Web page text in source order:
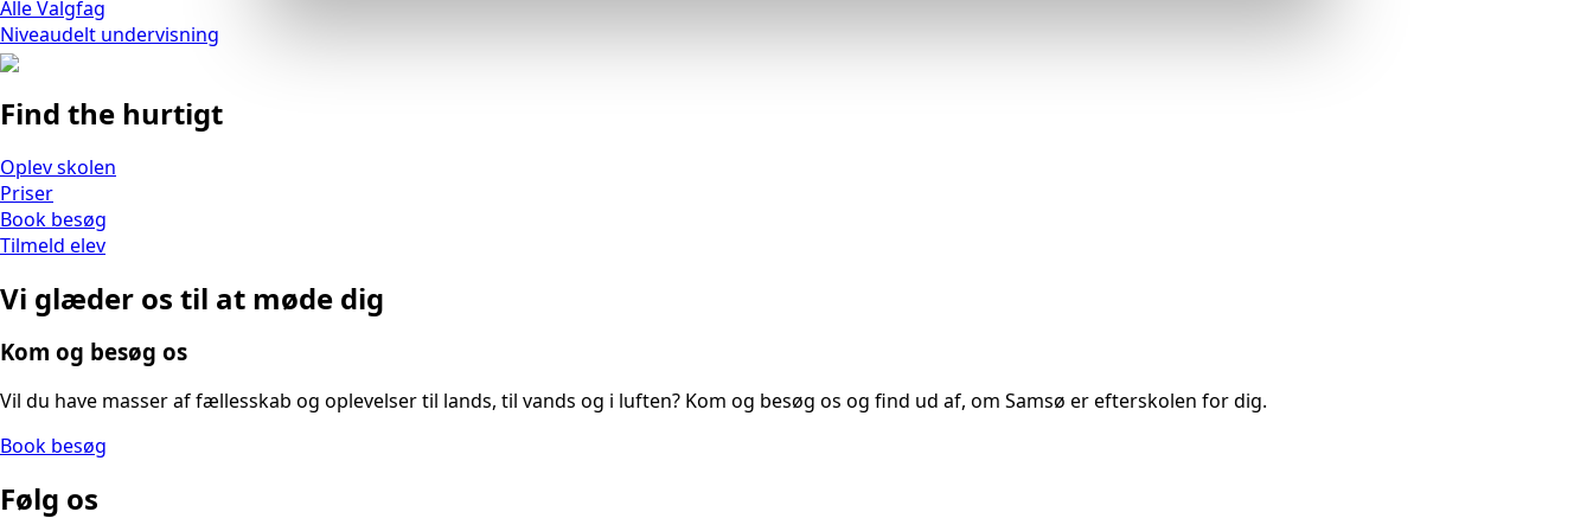
Alle Valgfag
Niveaudelt undervisning
Find the hurtigt
Oplev skolen
Priser
Book besøg
Tilmeld elev
Vi glæder os til at møde dig
Kom og besøg os
Vil du have masser af fællesskab og oplevelser til lands, til vands og i luften? Kom og besøg os og find ud af, om Samsø er efterskolen for dig.
Book besøg
Følg os